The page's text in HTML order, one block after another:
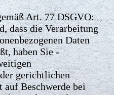
Art. 77 DSGVO:
dass die Verarbeitung
Daten
haben Sie -
gerichtlichen
auf Beschwerde bei